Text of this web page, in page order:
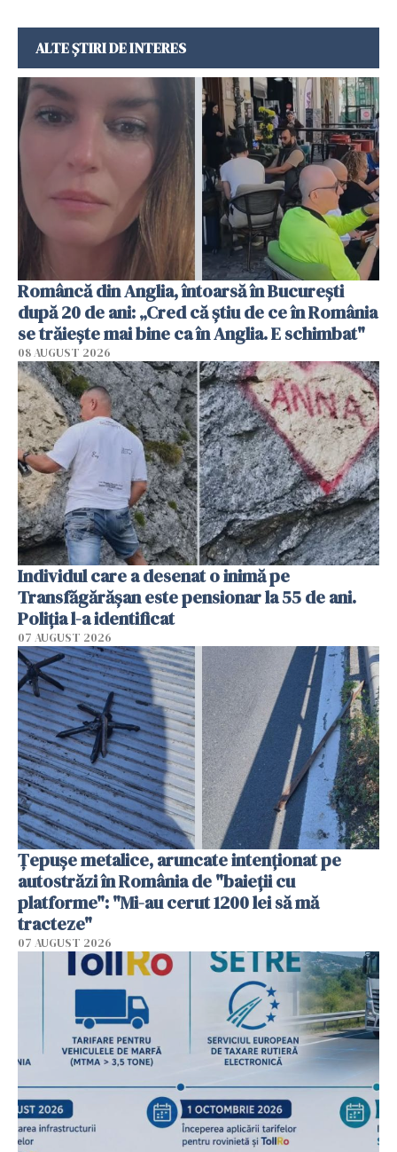
ALTE ȘTIRI DE INTERES
Româncă din Anglia, întoarsă în București
după 20 de ani: „Cred că știu de ce în România
se trăiește mai bine ca în Anglia. E schimbat"
08 AUGUST 2026
Individul care a desenat o inimă pe
Transfăgărășan este pensionar la 55 de ani.
Poliția l-a identificat
07 AUGUST 2026
Țepușe metalice, aruncate intenționat pe
autostrăzi în România de "baieții cu
platforme": "Mi-au cerut 1200 lei să mă
tracteze"
07 AUGUST 2026